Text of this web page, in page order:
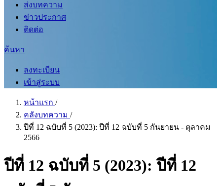
ส่งบทความ
ข่าวประกาศ
ติดต่อ
ค้นหา
ลงทะเบียน
เข้าสู่ระบบ
หน้าแรก /
คลังบทความ /
ปีที่ 12 ฉบับที่ 5 (2023): ปีที่ 12 ฉบับที่ 5 กันยายน - ตุลาคม
2566
ปีที่ 12 ฉบับที่ 5 (2023): ปีที่ 12